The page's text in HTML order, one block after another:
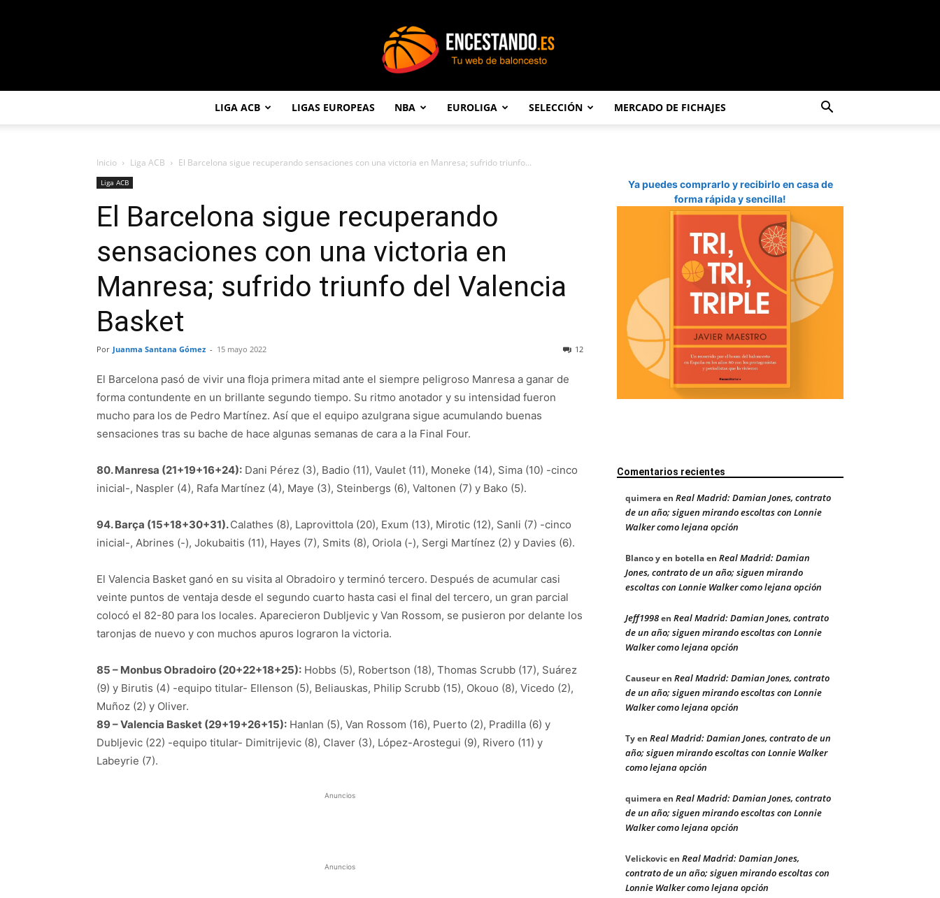
LIGA ACB LIGAS EUROPEAS NBA EUROLIGA SELECCIÓN MERCADO DE FICHAJES
Inicio Liga ACB El Barcelona sigue recuperando sensaciones con una victoria en Manresa; sufrido triunfo...
Liga ACB
El Barcelona sigue recuperando
sensaciones con una victoria en
Manresa; sufrido triunfo del Valencia
Basket
Por Juanma Santana Gómez - 15 mayo 2022 12
El Barcelona pasó de vivir una floja primera mitad ante el siempre peligroso Manresa a ganar de
forma contundente en un brillante segundo tiempo. Su ritmo anotador y su intensidad fueron
mucho para los de Pedro Martínez. Así que el equipo azulgrana sigue acumulando buenas
sensaciones tras su bache de hace algunas semanas de cara a la Final Four.
80. Manresa (21+19+16+24): Dani Pérez (3), Badio (11), Vaulet (11), Moneke (14), Sima (10) -cinco
inicial-, Naspler (4), Rafa Martínez (4), Maye (3), Steinbergs (6), Valtonen (7) y Bako (5).
94. Barça (15+18+30+31).Calathes (8), Laprovittola (20), Exum (13), Mirotic (12), Sanli (7) -cinco
inicial-, Abrines (-), Jokubaitis (11), Hayes (7), Smits (8), Oriola (-), Sergi Martínez (2) y Davies (6).
El Valencia Basket ganó en su visita al Obradoiro y terminó tercero. Después de acumular casi
veinte puntos de ventaja desde el segundo cuarto hasta casi el final del tercero, un gran parcial
colocó el 82-80 para los locales. Aparecieron Dubljevic y Van Rossom, se pusieron por delante los
taronjas de nuevo y con muchos apuros lograron la victoria.
85 – Monbus Obradoiro (20+22+18+25): Hobbs (5), Robertson (18), Thomas Scrubb (17), Suárez
(9) y Birutis (4) -equipo titular- Ellenson (5), Beliauskas, Philip Scrubb (15), Okouo (8), Vicedo (2),
Muñoz (2) y Oliver.
89 – Valencia Basket (29+19+26+15): Hanlan (5), Van Rossom (16), Puerto (2), Pradilla (6) y
Dubljevic (22) -equipo titular- Dimitrijevic (8), Claver (3), López-Arostegui (9), Rivero (11) y
Labeyrie (7).
Anuncios
Anuncios
Ya puedes comprarlo y recibirlo en casa de
forma rápida y sencilla!
Comentarios recientes
quimeraen Real Madrid: Damian Jones, contrato
de un año; siguen mirando escoltas con Lonnie
Walker como lejana opción
Blanco y en botellaen Real Madrid: Damian
Jones, contrato de un año; siguen mirando
escoltas con Lonnie Walker como lejana opción
Jeff1998en Real Madrid: Damian Jones, contrato
de un año; siguen mirando escoltas con Lonnie
Walker como lejana opción
Causeuren Real Madrid: Damian Jones, contrato
de un año; siguen mirando escoltas con Lonnie
Walker como lejana opción
Tyen Real Madrid: Damian Jones, contrato de un
año; siguen mirando escoltas con Lonnie Walker
como lejana opción
quimeraen Real Madrid: Damian Jones, contrato
de un año; siguen mirando escoltas con Lonnie
Walker como lejana opción
Velickovicen Real Madrid: Damian Jones,
contrato de un año; siguen mirando escoltas con
Lonnie Walker como lejana opción